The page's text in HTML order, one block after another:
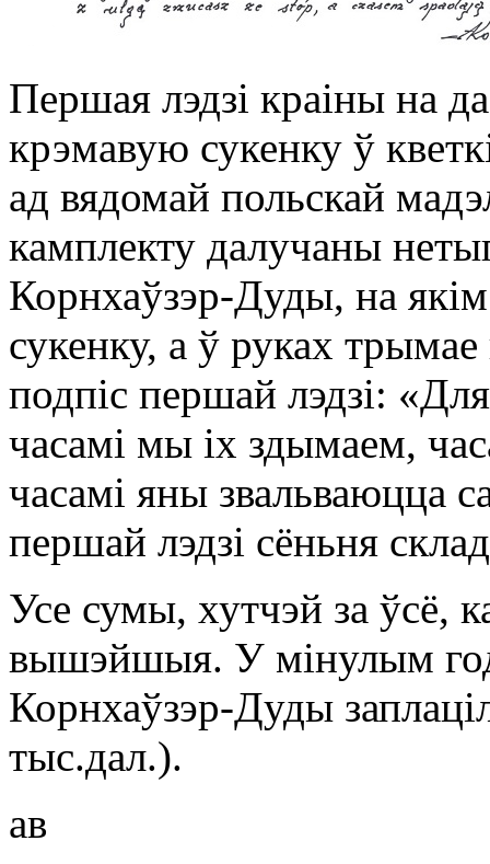
Першая лэдзі краіны на
крэмавую сукенку ў
ад вядомай польскай
камплекту далучаны
Корнхаўзэр-Дуды, на
сукенку, а ў руках
подпіс першай лэдзі:
часамі мы іх здымаем,
часамі яны звальваюцца
першай лэдзі сёньня
Усе сумы, хутчэй за ўсё,
вышэйшыя. У мінулым
Корнхаўзэр-Дуды
тыс.дал.).
ав